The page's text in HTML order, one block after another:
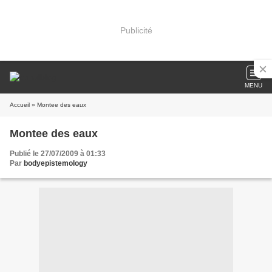
Publicité
MENU
Accueil » Montee des eaux
Montee des eaux
Publié le 27/07/2009 à 01:33
Par bodyepistemology